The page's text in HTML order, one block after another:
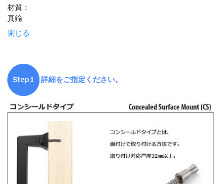
材質 ：
真鍮
閉じる
詳細をご指定ください。